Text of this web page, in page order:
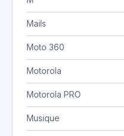
Mails
Moto 360
Motorola
Motorola PRO
Musique